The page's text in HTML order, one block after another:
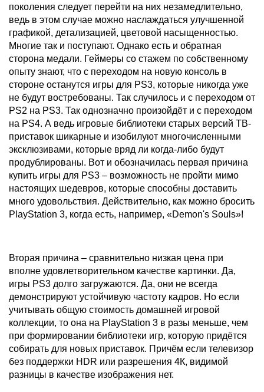
поколения следует перейти на них незамедлительно,
ведь в этом случае можно наслаждаться улучшенной
графикой, детализацией, цветовой насыщенностью.
Многие так и поступают. Однако есть и обратная
сторона медали. Геймеры со стажем по собственному
опыту знают, что с переходом на новую консоль в
стороне останутся игры для PS3, которые никогда уже
не будут востребованы. Так случилось и с переходом от
PS2 на PS3. Так однозначно произойдёт и с переходом
на PS4. А ведь игровые библиотеки старых версий ТВ-
приставок шикарные и изобилуют многочисленными
эксклюзивами, которые вряд ли когда-либо будут
продублированы. Вот и обозначилась первая причина
купить игры для PS3 – возможность не пройти мимо
настоящих шедевров, которые способны доставить
много удовольствия. Действительно, как можно бросить
PlayStation 3, когда есть, например, «Demon's Souls»!
Вторая причина – сравнительно низкая цена при
вполне удовлетворительном качестве картинки. Да,
игры PS3 долго загружаются. Да, они не всегда
демонстрируют устойчивую частоту кадров. Но если
учитывать общую стоимость домашней игровой
коллекции, то она на PlayStation 3 в разы меньше, чем
при формировании библиотеки игр, которую придётся
собирать для новых приставок. Причём если телевизор
без поддержки HDR или разрешения 4К, видимой
разницы в качестве изображения нет.